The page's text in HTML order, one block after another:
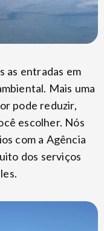
as entradas em
Mais uma
pode reduzir,
escolher. Nós
com a Agência
dos serviços